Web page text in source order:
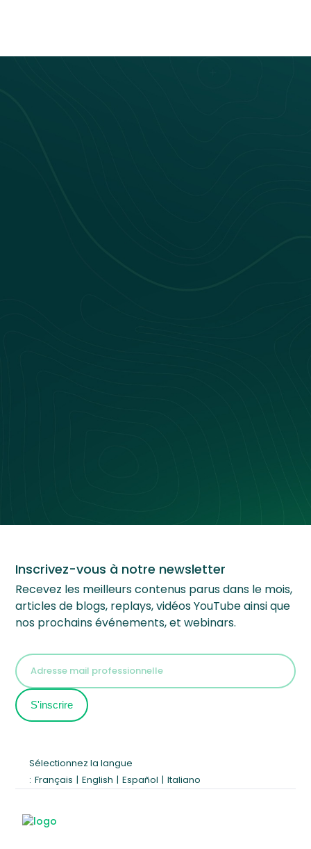
Inscrivez-vous à notre newsletter
Recevez les meilleurs contenus parus dans le mois,
articles de blogs, replays, vidéos YouTube ainsi que
nos prochains événements, et webinars.
Sélectionnez la langue
: Français | English | Español | Italiano